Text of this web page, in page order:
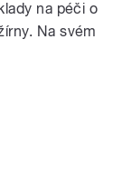
na péči o
Na svém